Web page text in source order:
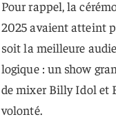
Pour rappel, la
2025 avaient atteint
soit la meilleure
logique : un show
de mixer Billy Idol et
volonté.